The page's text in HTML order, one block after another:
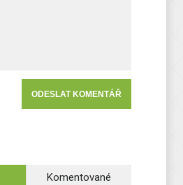
Komentované